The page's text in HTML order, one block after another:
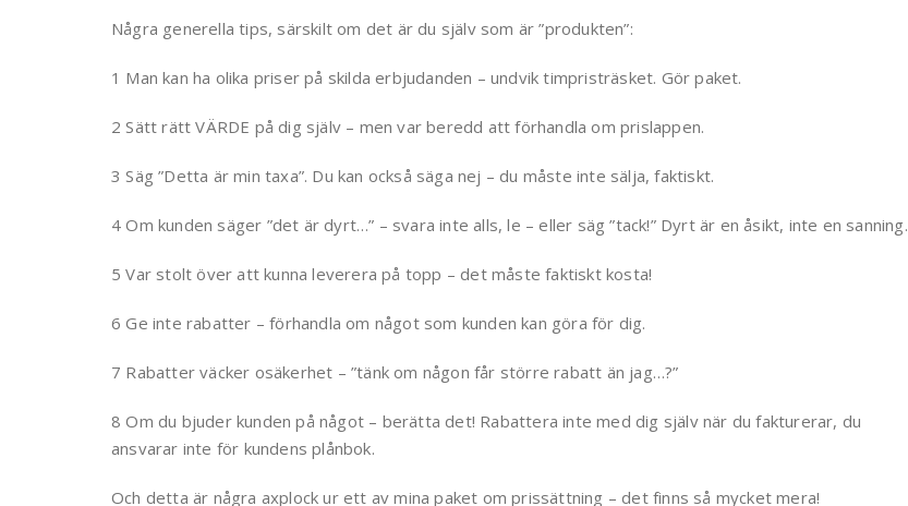
Några generella tips, särskilt om det är du själv som är ”produkten”:
1 Man kan ha olika priser på skilda erbjudanden – undvik timpristräsket. Gör paket.
2 Sätt rätt VÄRDE på dig själv – men var beredd att förhandla om prislappen.
3 Säg ”Detta är min taxa”. Du kan också säga nej – du måste inte sälja, faktiskt.
4 Om kunden säger ”det är dyrt…” – svara inte alls, le – eller säg ”tack!” Dyrt är en åsikt, inte en sanning.
5 Var stolt över att kunna leverera på topp – det måste faktiskt kosta!
6 Ge inte rabatter – förhandla om något som kunden kan göra för dig.
7 Rabatter väcker osäkerhet – ”tänk om någon får större rabatt än jag…?”
8 Om du bjuder kunden på något – berätta det! Rabattera inte med dig själv när du fakturerar, du
ansvarar inte för kundens plånbok.
Och detta är några axplock ur ett av mina paket om prissättning – det finns så mycket mera!